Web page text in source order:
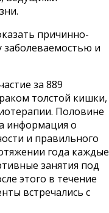
причинно-
заболеваемостью и
за 889
толстой кишки,
Половине
информация о
и правильного
года каждые
занятия под
этого в течение
встречались с